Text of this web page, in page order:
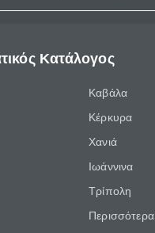
Κατάλογος
Καβάλα
Κέρκυρα
Χανιά
Ιωάννινα
Τρίπολη
Περισσότερα